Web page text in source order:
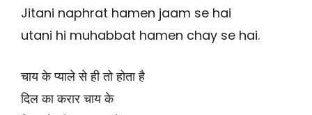
Jitani naphrat hamen jaam se hai
utani hi muhabbat hamen chay se hai.
चाय के प्याले से ही तो होता है
दिल का करार चाय के